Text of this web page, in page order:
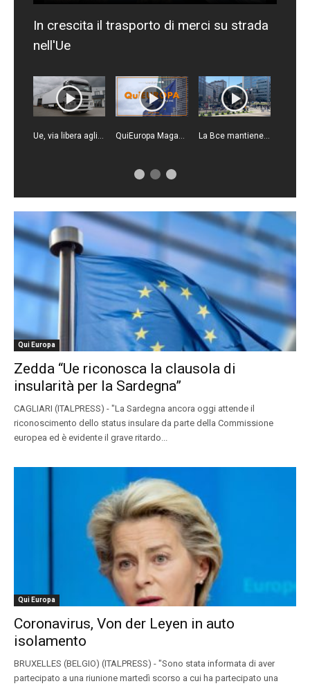
In crescita il trasporto di merci su strada
nell'Ue
Ue, via libera agli aiuti di Stato all'Italia per l'autotrasporto QuiEuropa Magazine - 25/7/2026 La Bce mantiene i tassi invariati
Qui Europa
Zedda “Ue riconosca la clausola di
insularità per la Sardegna”
CAGLIARI (ITALPRESS) - "La Sardegna ancora oggi attende il
riconoscimento dello status insulare da parte della Commissione
europea ed è evidente il grave ritardo...
Qui Europa
Coronavirus, Von der Leyen in auto
isolamento
BRUXELLES (BELGIO) (ITALPRESS) - "Sono stata informata di aver
partecipato a una riunione martedì scorso a cui ha partecipato una